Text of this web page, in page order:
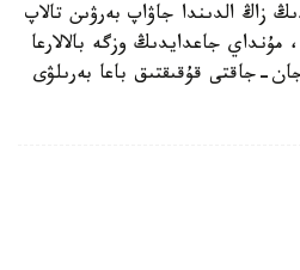
زاڭ الدىندا جاۋاپ بەرۋىن تالاپ
مۇنداي جاعدايدىڭ وزگە بالالارعا
جاقتى قۇقىقتىق باعا بەرىلۋى